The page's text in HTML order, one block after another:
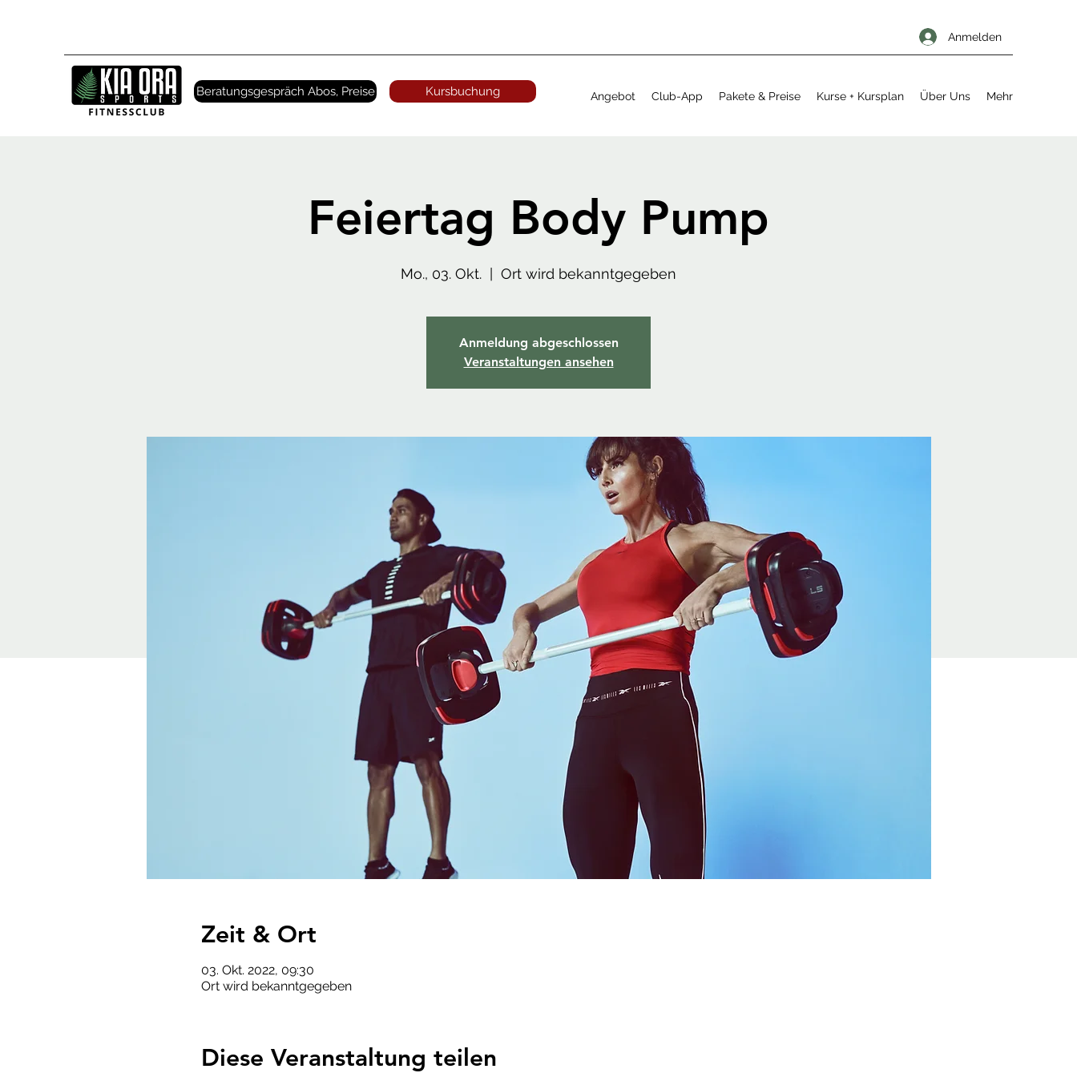
Anmelden
Beratungsgespräch Abos, Preise Kursbuchung Angebot Club-App Pakete & Preise Kurse + Kursplan Über Uns Mehr
Feiertag Body Pump
Mo., 03. Okt. Ort wird bekanntgegeben
Anmeldung abgeschlossen
Veranstaltungen ansehen
Zeit & Ort
03. Okt. 2022, 09:30
Ort wird bekanntgegeben
Diese Veranstaltung teilen